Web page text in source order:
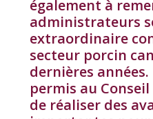
également à
administrateurs
extraordinaire
secteur porcin
dernières
permis au
de réaliser des